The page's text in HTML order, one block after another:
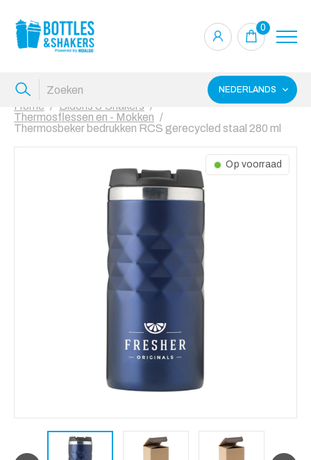
0
NEDERLANDS
Home
Bidons & Shakers
Thermosflessen en - Mokken
Thermosbeker bedrukken RCS gerecycled staal 280 ml
Op voorraad